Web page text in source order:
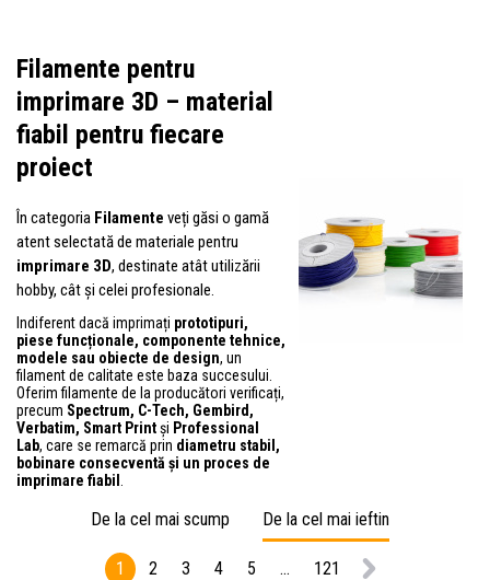
Filamente pentru
imprimare 3D – material
fiabil pentru fiecare
proiect
În categoria Filamente veți găsi o gamă
atent selectată de materiale pentru
imprimare 3D, destinate atât utilizării
hobby, cât și celei profesionale.
Indiferent dacă imprimați prototipuri,
piese funcționale, componente tehnice,
modele sau obiecte de design, un
filament de calitate este baza succesului.
Oferim filamente de la producători verificați,
precum Spectrum, C-Tech, Gembird,
Verbatim, Smart Printși Professional
Lab, care se remarcă prin diametru stabil,
bobinare consecventă și un proces de
imprimare fiabil
De la cel mai scump De la cel mai ieftin
1 2 3 4 5 ... 121